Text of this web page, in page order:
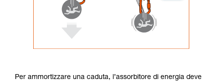
Per ammortizzare una caduta, l’assorbitore di energia deve